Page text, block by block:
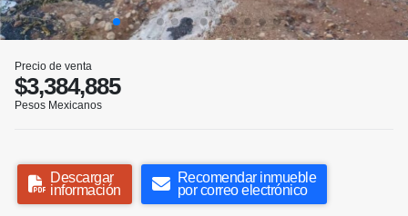
Precio de venta
$3,384,885
Pesos Mexicanos
Descargar
información
Recomendar inmueble
por correo electrónico